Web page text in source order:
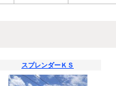
スプレンダーＫＳ